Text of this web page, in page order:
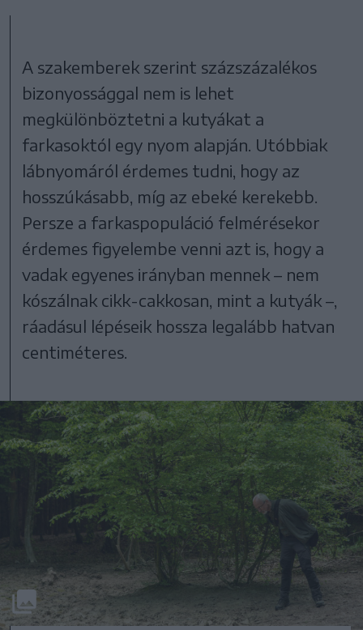
A szakemberek szerint százszázalékos
bizonyossággal nem is lehet
megkülönböztetni a kutyákat a
farkasoktól egy nyom alapján. Utóbbiak
lábnyomáról érdemes tudni, hogy az
hosszúkásabb, míg az ebeké kerekebb.
Persze a farkaspopuláció felmérésekor
érdemes figyelembe venni azt is, hogy a
vadak egyenes irányban mennek – nem
kószálnak cikk-cakkosan, mint a kutyák –,
ráadásul lépéseik hossza legalább hatvan
centiméteres.